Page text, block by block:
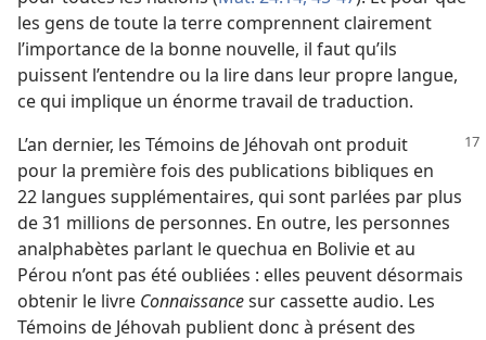
les gens de toute la terre comprennent clairement
l’importance de la bonne nouvelle, il faut qu’ils
puissent l’entendre ou la lire dans leur propre langue,
ce qui implique un énorme travail de traduction.
L’an dernier, les Témoins de Jéhovah ont produit
pour la première fois des publications bibliques en
22 langues supplémentaires, qui sont parlées par plus
de 31 millions de personnes. En outre, les personnes
analphabètes parlant le quechua en Bolivie et au
Pérou n’ont pas été oubliées : elles peuvent désormais
obtenir le livre Connaissancesur cassette audio. Les
Témoins de Jéhovah publient donc à présent des